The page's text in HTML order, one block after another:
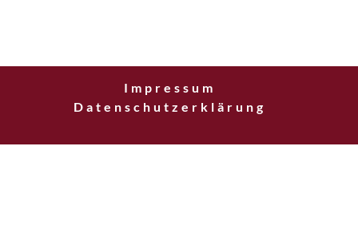
Impressum
Datenschutzerklärung